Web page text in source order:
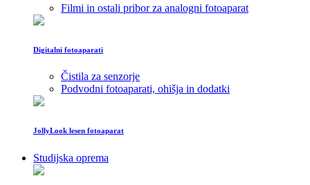
Filmi in ostali pribor za analogni fotoaparat
Digitalni fotoaparati
Čistila za senzorje
Podvodni fotoaparati, ohišja in dodatki
JollyLook lesen fotoaparat
Studijska oprema